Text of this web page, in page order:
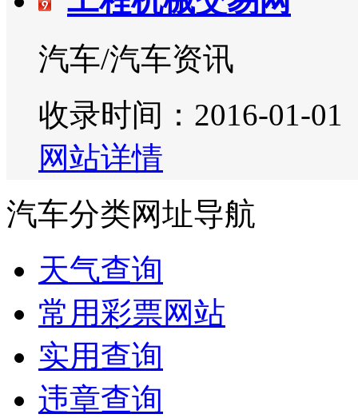
汽车/汽车资讯
收录时间：2016-01-01
网站详情
汽车分类网址导航
天气查询
常用彩票网站
实用查询
违章查询